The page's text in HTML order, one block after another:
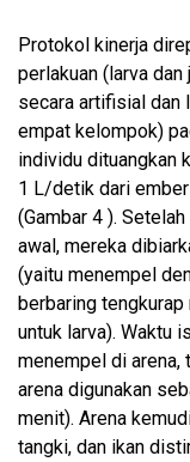
Protokol kinerja
perlakuan (larva
secara artifisial dan
empat kelompok)
individu dituangkan
1 L/detik dari
(Gambar 4 ).
awal, mereka
(yaitu menempel
berbaring
untuk larva). Waktu
menempel di arena,
arena digunakan
menit). Arena
tangki, dan ikan